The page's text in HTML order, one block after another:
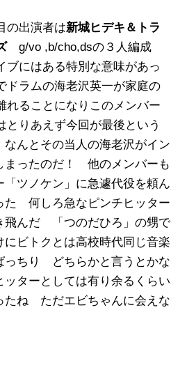
の出演者は新城ヒデキ＆トラ
g/vo ,b/cho,dsの３人編成
ブにはある特別な意味があっ
ラムの海老沢英一が家庭の
れることになりこのメンバー
とりあえず今回が最後という
んとその当人の海老沢がイン
まったのだ！ 他のメンバーも
ツノケン」に急遽代役を頼ん
た 何しろ急なピンチヒッター
飛んだ 「つのだひろ」の甥で
ビトクとは高校時代同じ音楽
っちり どちらかと言うとかな
ターとしては有り余るくらい
たね ただエビちゃんに会えな